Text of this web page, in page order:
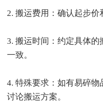
2. 搬运费用：确认起步价
3. 搬运时间：约定具体
一致。
4. 特殊要求：如有易碎
讨论搬运方案。